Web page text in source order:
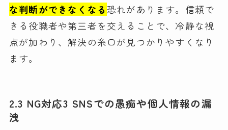
な判断ができなくなる 恐れがあります。信頼で
きる役職者や第三者を交えることで、冷静な視
点が加わり、解決の糸口が見つかりやすくなり
ます。
2.3 NG対応3 SNSでの愚痴や個人情報の漏
洩